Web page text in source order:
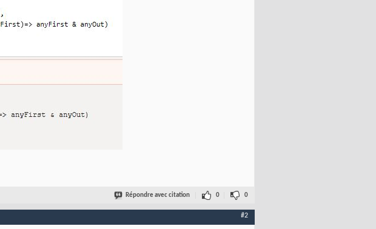
Répondre avec citation 0 0
#2